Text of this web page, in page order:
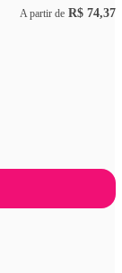
A partir de R$ 74,37